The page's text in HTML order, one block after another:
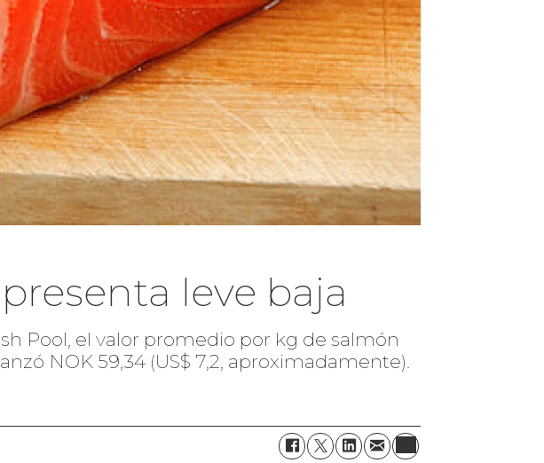
leve baja
Pool, el valor promedio por kg de salmón
NOK 59,34 (US$ 7,2, aproximadamente).